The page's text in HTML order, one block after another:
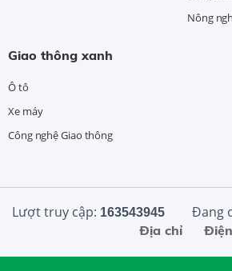
Nông
Giao thông xanh
Ô tô
Xe máy
Công nghệ Giao thông
Lượt truy cập: 163543945 Đang
Địa chỉ